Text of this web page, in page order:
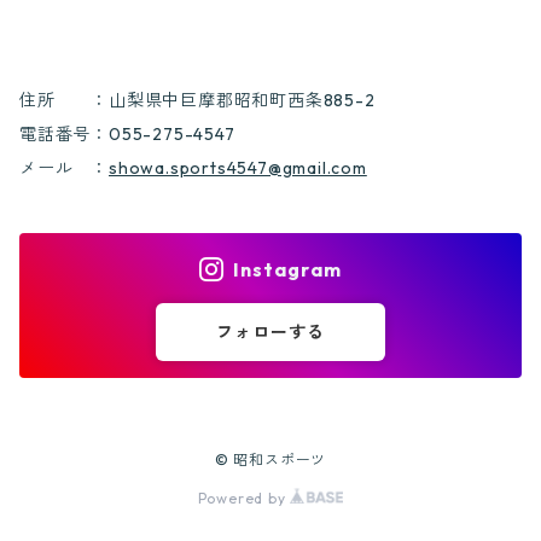
住所 ：山梨県中巨摩郡昭和町西条885-2
電話番号：055-275-4547
メール ： showa.sports4547@gmail.com
Instagram
フォローする
© 昭和スポーツ
Powered by